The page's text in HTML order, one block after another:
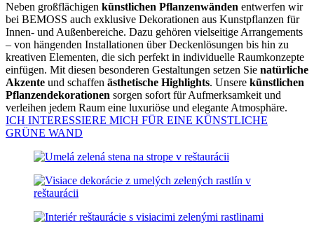
Neben großflächigen künstlichen Pflanzenwänden entwerfen wir
bei BEMOSS auch exklusive Dekorationen aus Kunstpflanzen für
Innen- und Außenbereiche. Dazu gehören vielseitige Arrangements
– von hängenden Installationen über Deckenlösungen bis hin zu
kreativen Elementen, die sich perfekt in individuelle Raumkonzepte
einfügen. Mit diesen besonderen Gestaltungen setzen Sie natürliche
Akzente und schaffen ästhetische Highlights. Unsere künstlichen
Pflanzendekorationen sorgen sofort für Aufmerksamkeit und
verleihen jedem Raum eine luxuriöse und elegante Atmosphäre.
ICH INTERESSIERE MICH FÜR EINE KÜNSTLICHE
GRÜNE WAND